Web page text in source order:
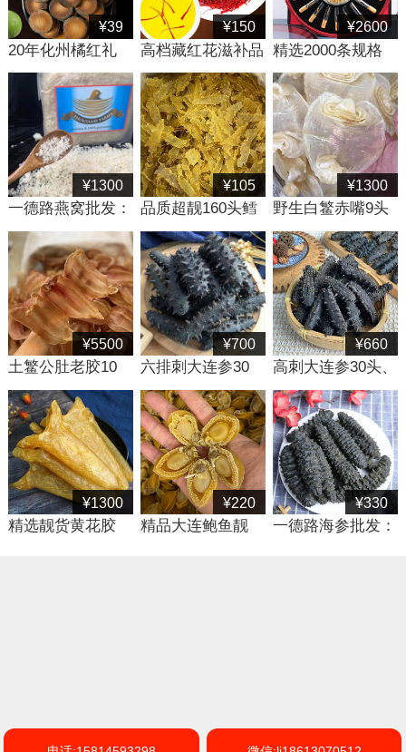
¥39
20年化州橘红礼
盒，250g装化橘
红切片，精美礼盒
包装
¥150
高档藏红花滋补品
礼盒，精选伊朗特
级藏红花10g装精
美礼品款
¥2600
精选2000条规格
那曲虫草，一德路
冬虫夏草滋补品礼
盒批发
¥1300
一德路燕窝批发：
小鸟牌白燕碎批发
1500一斤
¥105
品质超靓160头鳕
鱼胶，一德路市场
最便宜的鳕鱼胶批
发货源
¥1300
野生白鳘赤嘴9头
批发，个大肉厚赤
嘴鳘鱼胶批发
¥5500
土鳘公肚老胶10
头，高档野生赤嘴
鳘鱼胶批发
¥700
六排刺大连参30
头、40头、50
头，广州一德路海
味干货海参批发商
¥660
高刺大连参30头、
40头、50头，质
优价廉辽参批发
¥1300
精选靓货黄花胶
¥220
精品大连鲍鱼靓
¥330
一德路海参批发：